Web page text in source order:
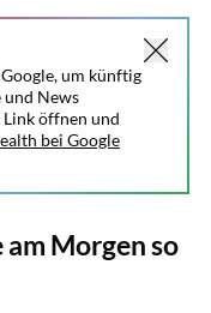
um künftig
und News
Link öffnen und
bei Google
Morgen so